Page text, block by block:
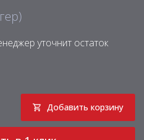
уточнит остаток
Добавить корзину